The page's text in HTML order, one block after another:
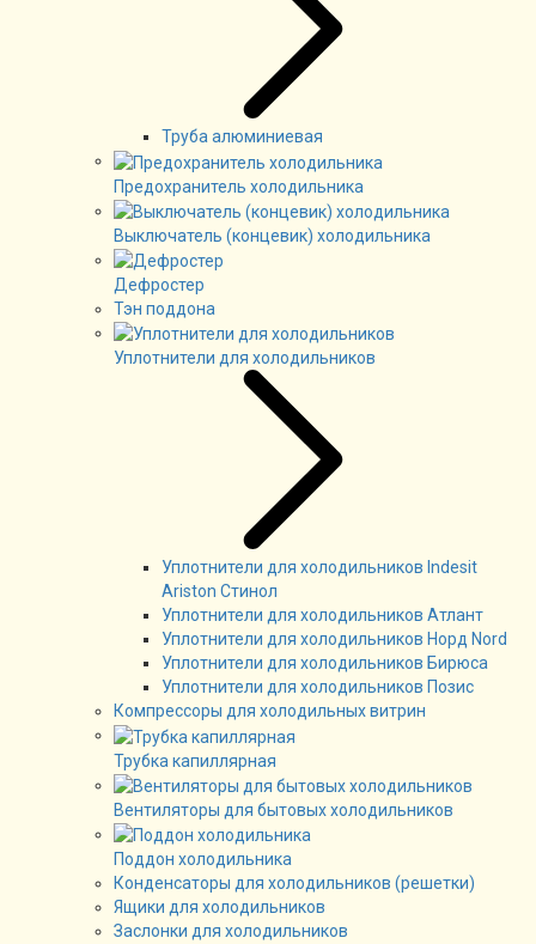
Труба алюминиевая
Предохранитель холодильника
Выключатель (концевик) холодильника
Дефростер
Тэн поддона
Уплотнители для холодильников
Уплотнители для холодильников Indesit
Ariston Стинол
Уплотнители для холодильников Атлант
Уплотнители для холодильников Норд Nord
Уплотнители для холодильников Бирюса
Уплотнители для холодильников Позис
Компрессоры для холодильных витрин
Трубка капиллярная
Вентиляторы для бытовых холодильников
Поддон холодильника
Конденсаторы для холодильников (решетки)
Ящики для холодильников
Заслонки для холодильников